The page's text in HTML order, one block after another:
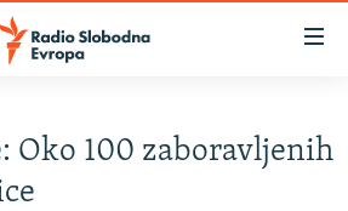
Oko 100 zaboravljenih